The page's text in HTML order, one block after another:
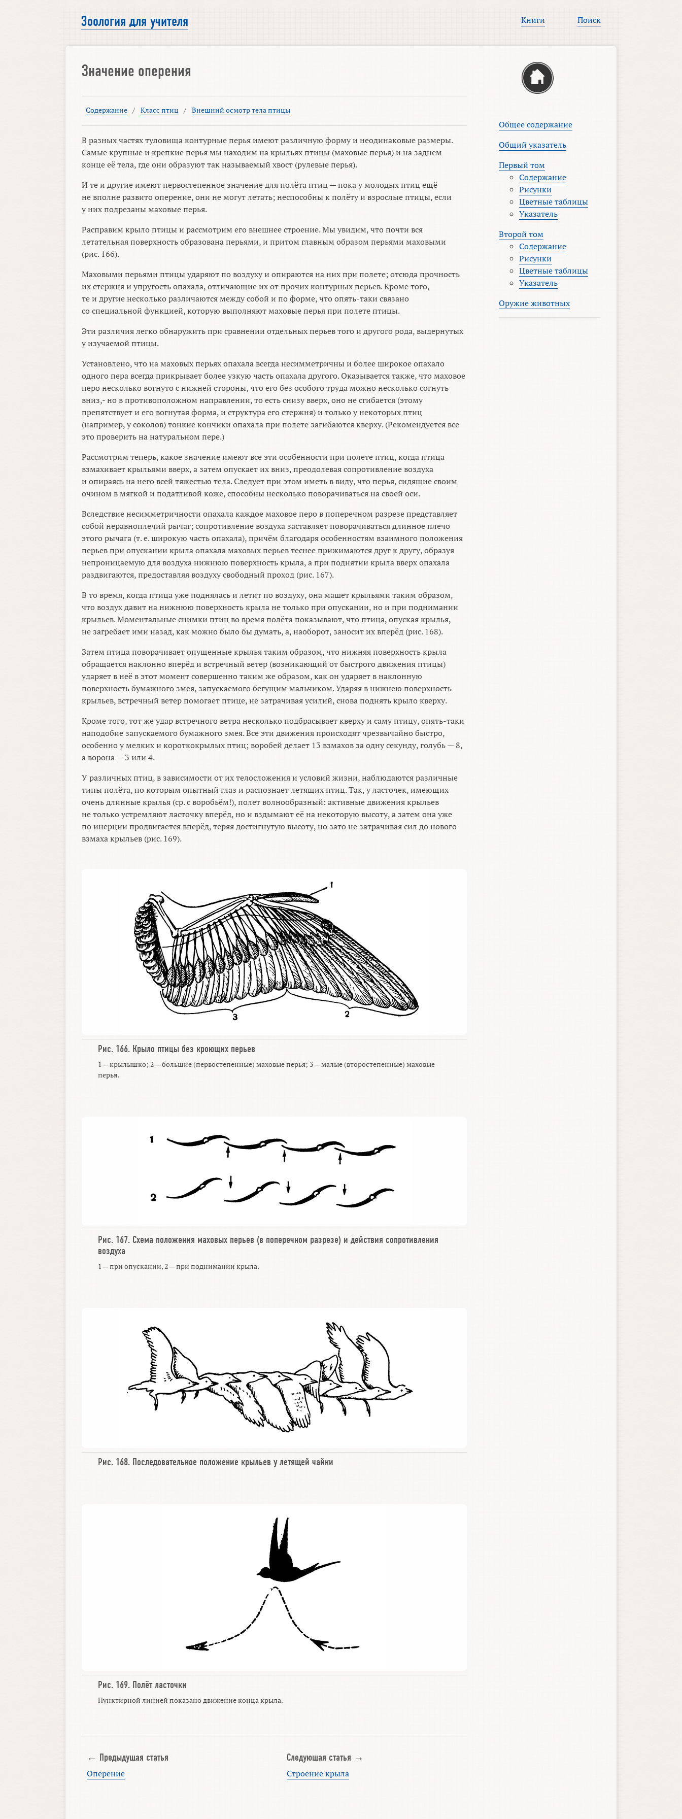
Зоология для учителя Книги Поиск
Значение оперения
Содержание / Класс птиц / Внешний осмотр тела птицы
В разных частях туловища контурные перья имеют различную форму и неодинаковые размеры.
Самые крупные и крепкие перья мы находим на крыльях птицы (маховые перья) и на заднем
конце её тела, где они образуют так называемый хвост (рулевые перья).
И те и другие имеют первостепенное значение для полёта птиц — пока у молодых птиц ещё
не вполне развито оперение, они не могут летать; неспособны к полёту и взрослые птицы, если
у них подрезаны маховые перья.
Расправим крыло птицы и рассмотрим его внешнее строение. Мы увидим, что почти вся
летательная поверхность образована перьями, и притом главным образом перьями маховыми
(рис. 166).
Маховыми перьями птицы ударяют по воздуху и опираются на них при полете; отсюда прочность
их стержня и упругость опахала, отличающие их от прочих контурных перьев. Кроме того,
те и другие несколько различаются между собой и по форме, что опять-таки связано
со специальной функцией, которую выполняют маховые перья при полете птицы.
Эти различия легко обнаружить при сравнении отдельных перьев того и другого рода, выдернутых
у изучаемой птицы.
Установлено, что на маховых перьях опахала всегда несимметричны и более широкое опахало
одного пера всегда прикрывает более узкую часть опахала другого. Оказывается также, что маховое
перо несколько вогнуто с нижней стороны, что его без особого труда можно несколько согнуть
вниз,- но в противоположном направлении, то есть снизу вверх, оно не сгибается (этому
препятствует и его вогнутая форма, и структура его стержня) и только у некоторых птиц
(например, у соколов) тонкие кончики опахала при полете загибаются кверху. (Рекомендуется все
это проверить на натуральном пере.)
Рассмотрим теперь, какое значение имеют все эти особенности при полете птиц, когда птица
взмахивает крыльями вверх, а затем опускает их вниз, преодолевая сопротивление воздуха
и опираясь на него всей тяжестью тела. Следует при этом иметь в виду, что перья, сидящие своим
очином в мягкой и податливой коже, способны несколько поворачиваться на своей оси.
Вследствие несимметричности опахала каждое маховое перо в поперечном разрезе представляет
собой неравноплечий рычаг; сопротивление воздуха заставляет поворачиваться длинное плечо
этого рычага (т. е. широкую часть опахала), причём благодаря особенностям взаимного положения
перьев при опускании крыла опахала маховых перьев теснее прижимаются друг к другу, образуя
непроницаемую для воздуха нижнюю поверхность крыла, а при поднятии крыла вверх опахала
раздвигаются, предоставляя воздуху свободный проход (рис. 167).
В то время, когда птица уже поднялась и летит по воздуху, она машет крыльями таким образом,
что воздух давит на нижнюю поверхность крыла не только при опускании, но и при поднимании
крыльев. Моментальные снимки птиц во время полёта показывают, что птица, опуская крылья,
не загребает ими назад, как можно было бы думать, а, наоборот, заносит их вперёд (рис. 168).
Затем птица поворачивает опущенные крылья таким образом, что нижняя поверхность крыла
обращается наклонно вперёд и встречный ветер (возникающий от быстрого движения птицы)
ударяет в неё в этот момент совершенно таким же образом, как он ударяет в наклонную
поверхность бумажного змея, запускаемого бегущим мальчиком. Ударяя в нижнею поверхность
крыльев, встречный ветер помогает птице, не затрачивая усилий, снова поднять крыло кверху.
Кроме того, тот же удар встречного ветра несколько подбрасывает кверху и саму птицу, опять-таки
наподобие запускаемого бумажного змея. Все эти движения происходят чрезвычайно быстро,
особенно у мелких и короткокрылых птиц; воробей делает 13 взмахов за одну секунду, голубь — 8,
а ворона — 3 или 4.
У различных птиц, в зависимости от их телосложения и условий жизни, наблюдаются различные
типы полёта, по которым опытный глаз и распознает летящих птиц. Так, у ласточек, имеющих
очень длинные крылья (ср. с воробьём!), полет волнообразный: активные движения крыльев
не только устремляют ласточку вперёд, но и вздымают её на некоторую высоту, а затем она уже
по инерции продвигается вперёд, теряя достигнутую высоту, но зато не затрачивая сил до нового
взмаха крыльев (рис. 169).
Рис. 166. Крыло птицы без кроющих перьев
1 — крылышко; 2 — большие (первостепенные) маховые перья; 3 — малые (второстепенные) маховые
перья.
Рис. 167. Схема положения маховых перьев (в поперечном разрезе) идействия сопротивления
воздуха
1 — при опускании, 2 — при поднимании крыла.
Рис. 168. Последовательное положение крыльев у летящей чайки
Рис. 169. Полёт ласточки
Пунктирной линией показано движение конца крыла.
← Предыдущая статья
Оперение
Следующая статья →
Строение крыла
Общее содержание
Общий указатель
Первый том
Содержание
Рисунки
Цветные таблицы
Указатель
Второй том
Содержание
Рисунки
Цветные таблицы
Указатель
Оружие животных